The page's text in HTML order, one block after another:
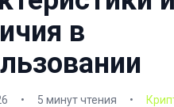
в
• 5 минут чтения •